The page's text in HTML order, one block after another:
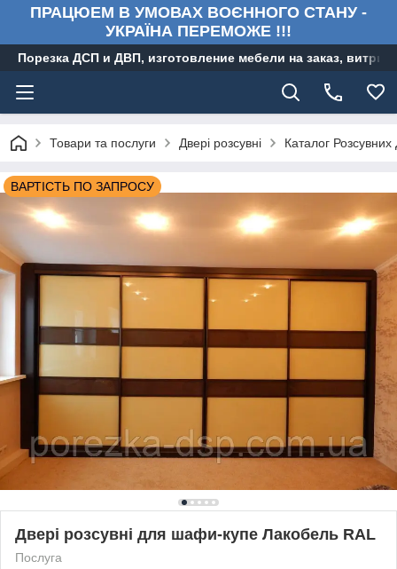
ПРАЦЮЕМ В УМОВАХ ВОЄННОГО СТАНУ -
УКРАЇНА ПЕРЕМОЖЕ !!!
Порезка ДСП и ДВП, изготовление мебели на заказ,
Товари та послуги Двері розсувні Каталог
ВАРТІСТЬ ПО ЗАПРОСУ
Двері розсувні для шафи-купе Лакобель RAL
Послуга